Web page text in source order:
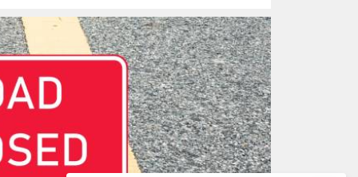
إغلاق شارع
0
0